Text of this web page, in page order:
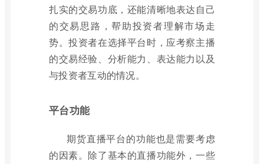
扎实的交易功底，还能清晰地表达自己
的交易思路，帮助投资者理解市场走
势。投资者在选择平台时，应考察主播
的交易经验、分析能力、表达能力以及
与投资者互动的情况。
平台功能
期货直播平台的功能也是需要考虑
的因素。除了基本的直播功能外，一些